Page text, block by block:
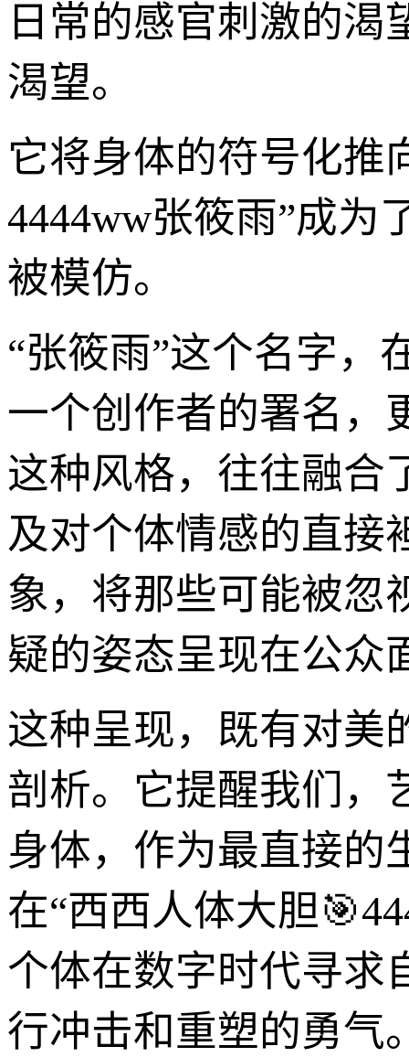
日常的感官刺激的
渴望。
它将身体的符号化推
4444ww张筱雨”成为
被模仿。
“张筱雨”这个名字，
一个创作者的署名，
这种风格，往往融合
及对个体情感的直接
象，将那些可能被忽
疑的姿态呈现在公众
这种呈现，既有对美
剖析。它提醒我们，
身体，作为最直接的
在“西西人体大胆
个体在数字时代寻求
行冲击和重塑的勇气